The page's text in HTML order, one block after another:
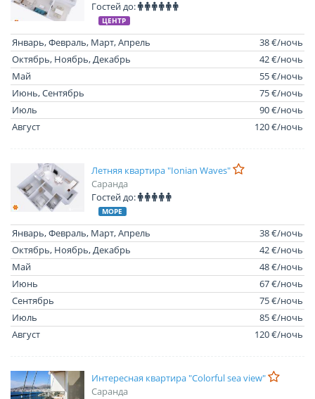
Гостей до:
ЦЕНТР
Январь, Февраль, Март, Апрель
38 €/ночь
Октябрь, Ноябрь, Декабрь
42 €/ночь
Май
55 €/ночь
Июнь, Сентябрь
75 €/ночь
Июль
90 €/ночь
Август
120 €/ночь
Летняя квартира "Ionian Waves"
Саранда
Гостей до:
МОРЕ
Январь, Февраль, Март, Апрель
38 €/ночь
Октябрь, Ноябрь, Декабрь
42 €/ночь
Май
48 €/ночь
Июнь
67 €/ночь
Сентябрь
75 €/ночь
Июль
85 €/ночь
Август
120 €/ночь
Интересная квартира "Colorful sea view"
Саранда